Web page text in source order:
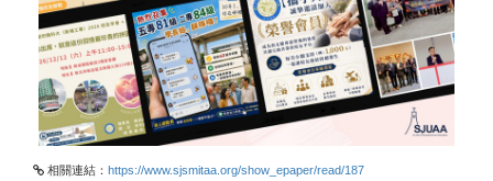
相關連結： https://www.sjsmitaa.org/show_epaper/read/187